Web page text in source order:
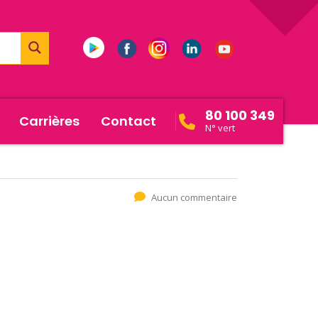
Carrières Contact 80 100 349
N° vert
Aucun commentaire